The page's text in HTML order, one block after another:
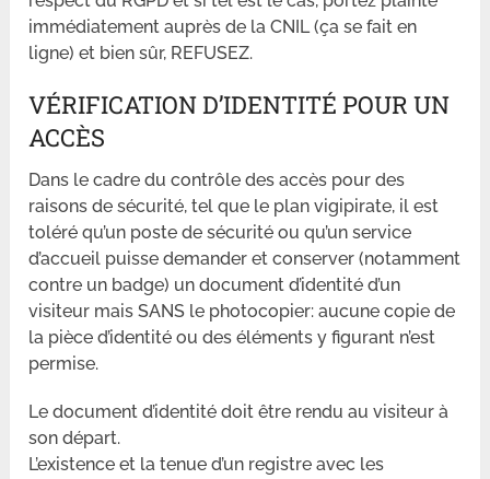
immédiatement auprès de la CNIL (ça se fait en
ligne) et bien sûr, REFUSEZ.
VÉRIFICATION D’IDENTITÉ POUR UN
ACCÈS
Dans le cadre du contrôle des accès pour des
raisons de sécurité, tel que le plan vigipirate, il est
toléré qu’un poste de sécurité ou qu’un service
d’accueil puisse demander et conserver (notamment
contre un badge) un document d’identité d’un
visiteur mais SANS le photocopier: aucune copie de
la pièce d’identité ou des éléments y figurant n’est
permise.
Le document d’identité doit être rendu au visiteur à
son départ.
L’existence et la tenue d’un registre avec les